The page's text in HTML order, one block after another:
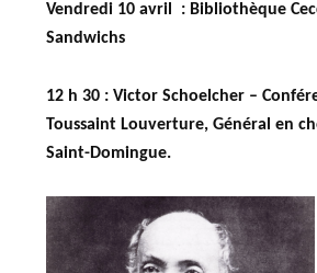
Vendredi 10 avril : Bibliothèque
Sandwichs
12 h 30 : Victor Schoelcher –
Toussaint Louverture, Général en
Saint-Domingue.